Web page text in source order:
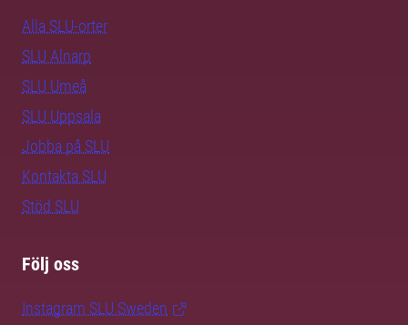
Alla SLU-orter
SLU Alnarp
SLU Umeå
SLU Uppsala
Jobba på SLU
Kontakta SLU
Stöd SLU
Följ oss
Instagram SLU.Sweden